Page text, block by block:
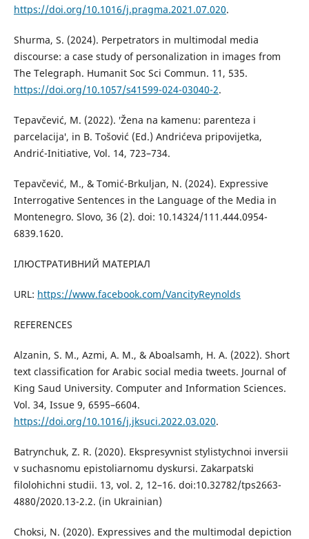
https://doi.org/10.1016/j.pragma.2021.07.020.
Shurma, S. (2024). Perpetrators in multimodal media
discourse: a case study of personalization in images from
The Telegraph. Humanit Soc Sci Commun. 11, 535.
https://doi.org/10.1057/s41599-024-03040-2.
Tepavčević, M. (2022). ′Žena na kamenu: parenteza i
parcelacija′, in B. Tošović (Ed.) Andrićeva pripovijetka,
Andrić-Initiative, Vol. 14, 723–734.
Tepavčević, M., & Tomić-Brkuljan, N. (2024). Expressive
Interrogative Sentences in the Language of the Media in
Montenegro. Slovo, 36 (2). doi: 10.14324/111.444.0954-
6839.1620.
ІЛЮСТРАТИВНИЙ МАТЕРІАЛ
URL: https://www.facebook.com/VancityReynolds
REFERENCES
Alzanin, S. M., Azmi, A. M., & Aboalsamh, H. A. (2022). Short
text classification for Arabic social media tweets. Journal of
King Saud University. Computer and Information Sciences.
Vol. 34, Issue 9, 6595–6604.
https://doi.org/10.1016/j.jksuci.2022.03.020.
Batrynchuk, Z. R. (2020). Ekspresyvnist stylistychnoi inversii
v suchasnomu epistoliarnomu dyskursi. Zakarpatski
filolohichni studii. 13, vol. 2, 12–16. doi:10.32782/tps2663-
4880/2020.13-2.2. (in Ukrainian)
Choksi, N. (2020). Expressives and the multimodal depiction